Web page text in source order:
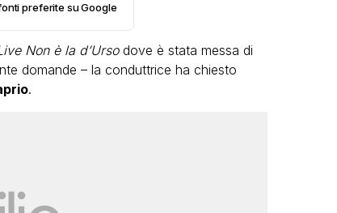
preferite su Google
Non è la d’Ursodove è stata messa di
domande – la conduttrice ha chiesto
.